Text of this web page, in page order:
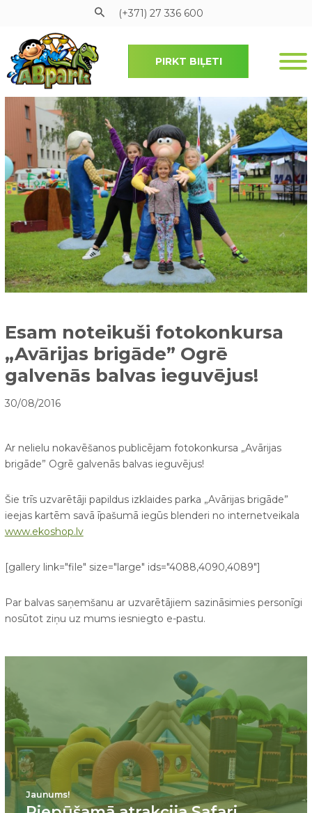
Pāriet uz galveno saturu
(+371) 27 336 600
PIRKT BIĻETI
Esam noteikuši fotokonkursa
„Avārijas brigāde” Ogrē
galvenās balvas ieguvējus!
30/08/2016
Ar nelielu nokavēšanos publicējam fotokonkursa „Avārijas
brigāde” Ogrē galvenās balvas ieguvējus!
Šie trīs uzvarētāji papildus izklaides parka „Avārijas brigāde”
ieejas kartēm savā īpašumā iegūs blenderi no internetveikala
www.ekoshop.lv
[gallery link="file" size="large" ids="4088,4090,4089"]
Par balvas saņemšanu ar uzvarētājiem sazināsimies personīgi
nosūtot ziņu uz mums iesniegto e-pastu.
Jaunums!